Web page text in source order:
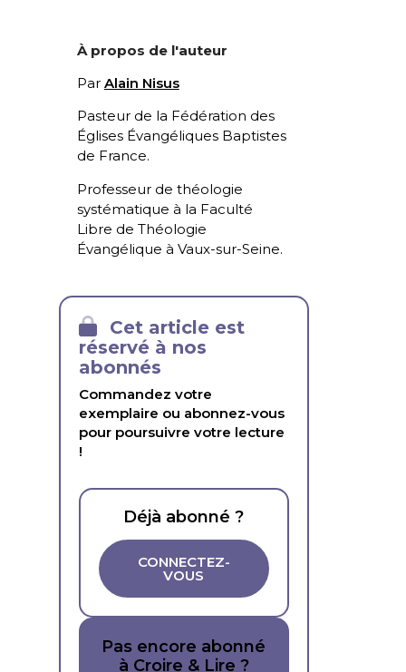
À propos de l'auteur
Par Alain Nisus
Pasteur de la Fédération des
Églises Évangéliques Baptistes
de France.
Professeur de théologie
systématique à la Faculté
Libre de Théologie
Évangélique à Vaux-sur-Seine.
Cet article est
réservé à nos
abonnés
Commandez votre
exemplaire ou abonnez-vous
pour poursuivre votre lecture
!
Déjà abonné ?
CONNECTEZ-
VOUS
Pas encore abonné
à Croire & Lire ?